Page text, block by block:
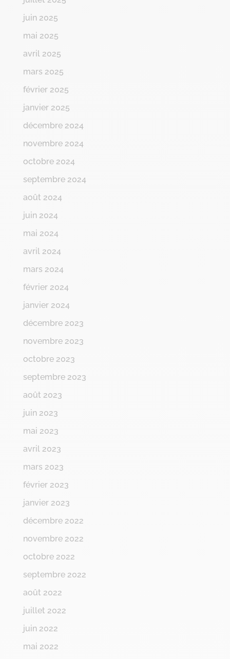
juin 2025
mai 2025
avril 2025
mars 2025
février 2025
janvier 2025
décembre 2024
novembre 2024
octobre 2024
septembre 2024
août 2024
juin 2024
mai 2024
avril 2024
mars 2024
février 2024
janvier 2024
décembre 2023
novembre 2023
octobre 2023
septembre 2023
août 2023
juin 2023
mai 2023
avril 2023
mars 2023
février 2023
janvier 2023
décembre 2022
novembre 2022
octobre 2022
septembre 2022
août 2022
juillet 2022
juin 2022
mai 2022